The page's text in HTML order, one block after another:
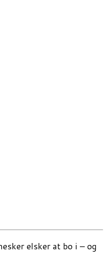
elsker at bo i – og